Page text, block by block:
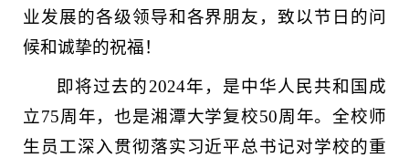
业发展的各级领导和各界朋友，致以节日的问
候和诚挚的祝福！
即将过去的2024年，是中华人民共和国成
立75周年，也是湘潭大学复校50周年。全校师
生员工深入贯彻落实习近平总书记对学校的重